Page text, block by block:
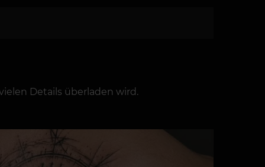
Details überladen wird.